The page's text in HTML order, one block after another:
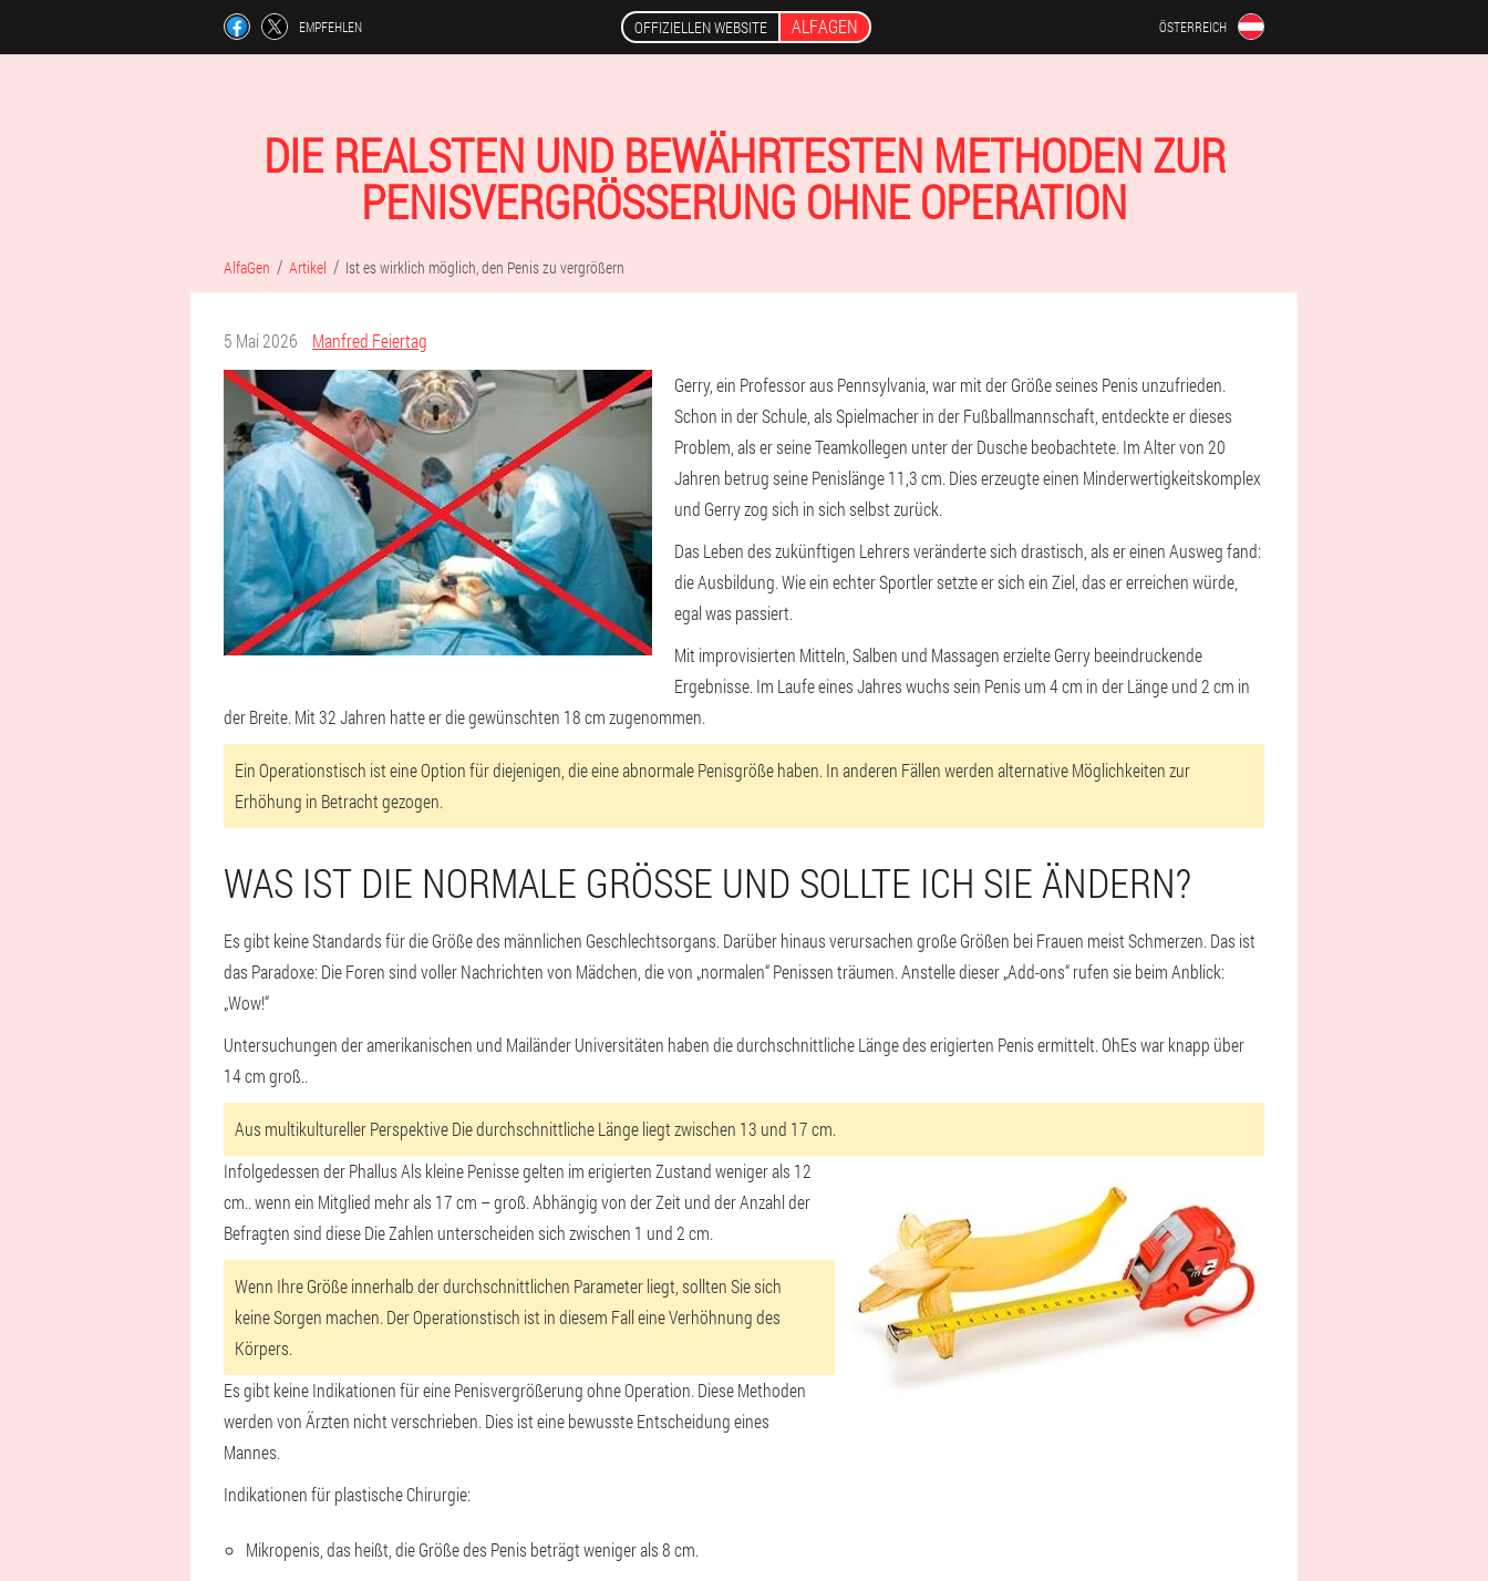
EMPFEHLEN OFFIZIELLEN WEBSITE ALFAGEN ÖSTERREICH
DIE REALSTEN UND BEWÄHRTESTEN METHODEN ZUR
PENISVERGRÖSSERUNG OHNE OPERATION
AlfaGen Artikel Ist es wirklich möglich, den Penis zu vergrößern
5 Mai 2026
Manfred Feiertag
Gerry, ein Professor aus Pennsylvania, war mit der Größe seines Penis unzufrieden.
Schon in der Schule, als Spielmacher in der Fußballmannschaft, entdeckte er dieses
Problem, als er seine Teamkollegen unter der Dusche beobachtete. Im Alter von 20
Jahren betrug seine Penislänge 11,3 cm. Dies erzeugte einen Minderwertigkeitskomplex
und Gerry zog sich in sich selbst zurück.
Das Leben des zukünftigen Lehrers veränderte sich drastisch, als er einen Ausweg fand:
die Ausbildung. Wie ein echter Sportler setzte er sich ein Ziel, das er erreichen würde,
egal was passiert.
Mit improvisierten Mitteln, Salben und Massagen erzielte Gerry beeindruckende
Ergebnisse. Im Laufe eines Jahres wuchs sein Penis um 4 cm in der Länge und 2 cm in
der Breite. Mit 32 Jahren hatte er die gewünschten 18 cm zugenommen.
Ein Operationstisch ist eine Option für diejenigen, die eine abnormale Penisgröße haben. In anderen Fällen werden alternative Möglichkeiten zur
Erhöhung in Betracht gezogen.
WAS IST DIE NORMALE GRÖSSE UND SOLLTE ICH SIE ÄNDERN?
Es gibt keine Standards für die Größe des männlichen Geschlechtsorgans. Darüber hinaus verursachen große Größen bei Frauen meist Schmerzen. Das ist
das Paradoxe: Die Foren sind voller Nachrichten von Mädchen, die von „normalen“ Penissen träumen. Anstelle dieser „Add-ons“ rufen sie beim Anblick:
„Wow!“
Untersuchungen der amerikanischen und Mailänder Universitäten haben die durchschnittliche Länge des erigierten Penis ermittelt.OhEs war knapp über
14 cm groß..
Aus multikultureller PerspektiveDie durchschnittliche Länge liegt zwischen 13 und 17 cm.
Infolgedessen der PhallusAls kleine Penisse gelten im erigierten Zustand weniger als 12
cm.. wenn ein Mitglied mehr als 17 cm – groß. Abhängig von der Zeit und der Anzahl der
Befragten sind dieseDie Zahlen unterscheiden sich zwischen 1 und 2 cm.
Wenn Ihre Größe innerhalb der durchschnittlichen Parameter liegt, sollten Sie sich
keine Sorgen machen. Der Operationstisch ist in diesem Fall eine Verhöhnung des
Körpers.
Es gibt keine Indikationen für eine Penisvergrößerung ohne Operation. Diese Methoden
werden von Ärzten nicht verschrieben. Dies ist eine bewusste Entscheidung eines
Mannes.
Indikationen für plastische Chirurgie:
Mikropenis, das heißt, die Größe des Penis beträgt weniger als 8 cm.